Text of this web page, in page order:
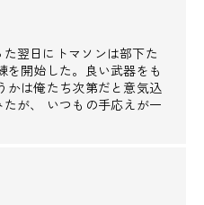
翌日にトマソンは部下た
を開始した。良い武器をも
かは俺たち次第だと意気込
が、 いつもの手応えが一